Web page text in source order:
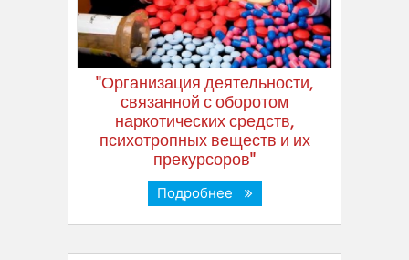
"Организация деятельности,
связанной с оборотом
наркотических средств,
психотропных веществ и их
прекурсоров"
Подробнее